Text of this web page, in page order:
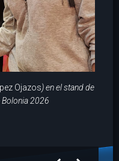
Ojazos) en el stand de
Bolonia 2026